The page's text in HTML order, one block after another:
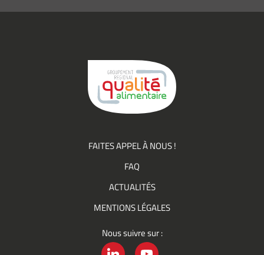
FAITES APPEL À NOUS !
FAQ
ACTUALITÉS
MENTIONS LÉGALES
Nous suivre sur :